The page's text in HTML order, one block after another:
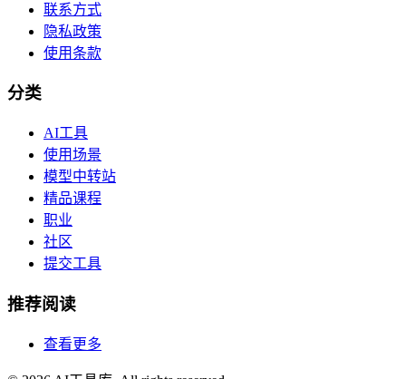
联系方式
隐私政策
使用条款
分类
AI工具
使用场景
模型中转站
精品课程
职业
社区
提交工具
推荐阅读
查看更多